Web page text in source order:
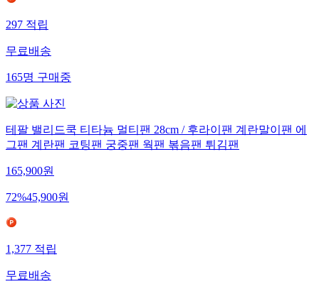
297적립
무료배송
165명구매중
테팔 밸리드쿡 티타늄 멀티팬 28cm / 후라이팬 계란말이팬 에
그팬 계란팬 코팅팬 궁중팬 웍팬 볶음팬 튀김팬
165,900원
72%45,900원
1,377적립
무료배송